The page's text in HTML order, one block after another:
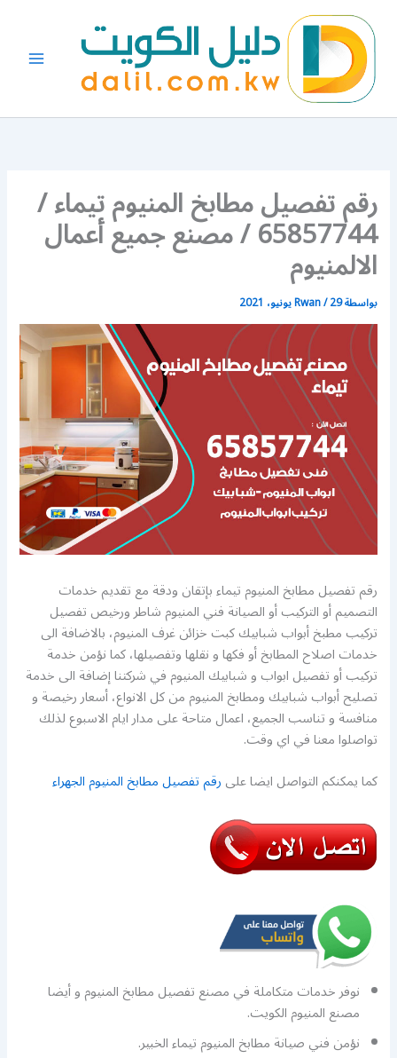
المحتوى
رقم تفصيل مطابخ المنيوم تيماء /
65857744 / مصنع جميع أعمال
الالمنيوم
بواسطة Rwan/29 يونيو، 2021
رقم تفصيل مطابخ المنيوم تيماء بإتقان ودقة مع تقديم خدمات
التصميم أو التركيب أو الصيانة فني المنيوم شاطر ورخيص تفصيل
تركيب مطبخ أبواب شبابيك كبت خزائن غرف المنيوم، بالاضافة الى
خدمات اصلاح المطابخ أو فكها و نقلها وتفصيلها، كما نؤمن خدمة
تركيب أو تفصيل ابواب و شبابيك المنيوم في شركتنا إضافة الى خدمة
تصليح أبواب شبابيك ومطابخ المنيوم من كل الانواع، أسعار رخيصة و
منافسة و تناسب الجميع، اعمال متاحة على مدار ايام الاسبوع لذلك
تواصلوا معنا في اي وقت.
كما يمكنكم التواصل ايضا علىرقم تفصيل مطابخ المنيوم الجهراء
نوفر خدمات متكاملة في مصنع تفصيل مطابخ المنيوم و أيضا
مصنع المنيوم الكويت.
نؤمن فني صيانة مطابخ المنيوم تيماء الخبير.